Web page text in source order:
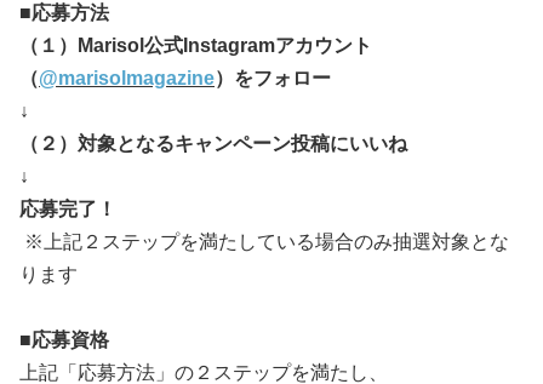
■応募方法
（１）Marisol公式Instagramアカウント
（@marisolmagazine）をフォロー
↓
（２）対象となるキャンペーン投稿にいいね
↓
応募完了！
※上記２ステップを満たしている場合のみ抽選対象とな
ります
■応募資格
上記「応募方法」の２ステップを満たし、